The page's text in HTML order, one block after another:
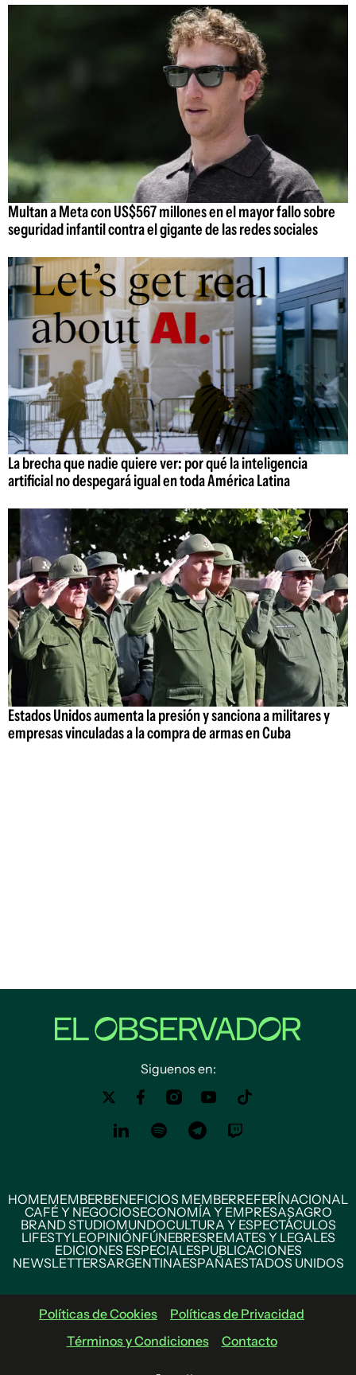
Multan a Meta con US$567 millones en el mayor fallo sobre
seguridad infantil contra el gigante de las redes sociales
La brecha que nadie quiere ver: por qué la inteligencia
artificial no despegará igual en toda América Latina
Estados Unidos aumenta la presión y sanciona a militares y
empresas vinculadas a la compra de armas en Cuba
Siguenos en:
HOMEMEMBERBENEFICIOS MEMBERREFERÍNACIONAL
CAFÉ Y NEGOCIOSECONOMÍA Y EMPRESASAGRO
BRAND STUDIOMUNDOCULTURA Y ESPECTÁCULOS
LIFESTYLEOPINIÓNFÚNEBRESREMATES Y LEGALES
EDICIONES ESPECIALESPUBLICACIONES
NEWSLETTERSARGENTINAESPAÑAESTADOS UNIDOS
Políticas de Cookies
Políticas de Privacidad
Términos y Condiciones
Contacto